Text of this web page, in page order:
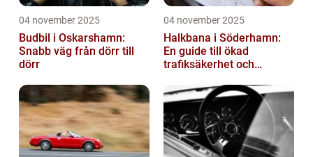
04 november 2025
Budbil i Oskarshamn:
Snabb väg från dörr till
dörr
04 november 2025
Halkbana i Söderhamn:
En guide till ökad
trafiksäkerhet och